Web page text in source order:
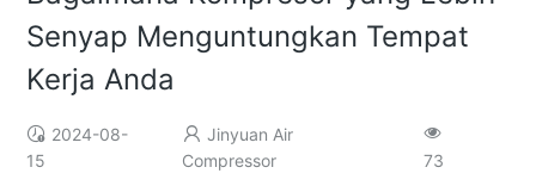
Senyap Menguntungkan Tempat
Kerja Anda
2024-08-
15
Jinyuan Air
Compressor
73